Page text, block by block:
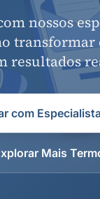
nossos
resultados
com Especialista
Mais